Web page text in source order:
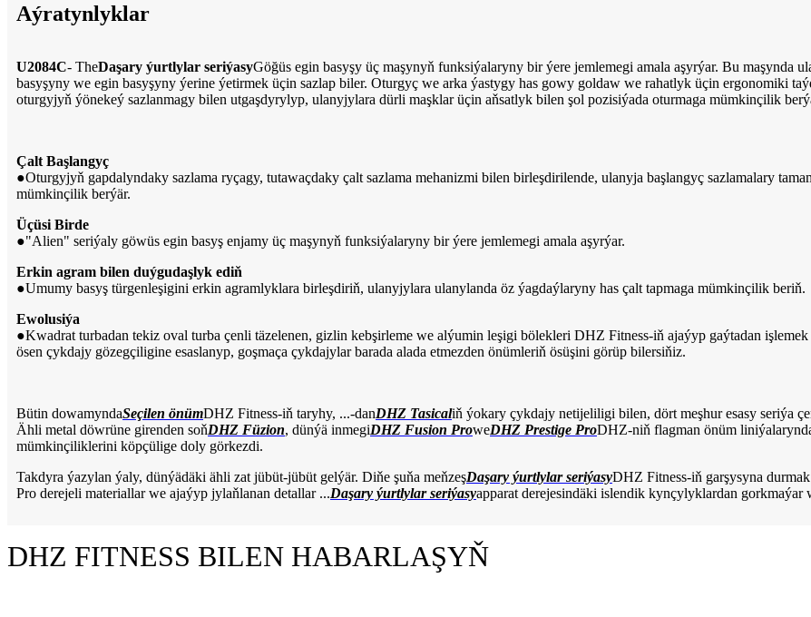
Aýratynlyklar
U2084C- TheDaşary ýurtlylar seriýasyGöğüs egin basyşy üç maşynyň funksiýalaryny bir ýere jemlemegi amala aşyrýar. Bu maşynda
basyşyny we egin basyşyny ýerine ýetirmek üçin sazlap biler. Oturgyç we arka ýastygy has gowy goldaw we rahatlyk üçin ergonomiki
oturgyjyň ýönekeý sazlanmagy bilen utgaşdyrylyp, ulanyjylara dürli maşklar üçin aňsatlyk bilen şol pozisiýada oturmaga mümkinçilik
Çalt Başlangyç
●Oturgyjyň gapdalyndaky sazlama ryçagy, tutawaçdaky çalt sazlama mehanizmi bilen birleşdirilende, ulanyja başlangyç sazlamalary
mümkinçilik berýär.
Üçüsi Birde
●"Alien" seriýaly göwüs egin basyş enjamy üç maşynyň funksiýalaryny bir ýere jemlemegi amala aşyrýar.
Erkin agram bilen duýgudaşlyk ediň
●Umumy basyş türgenleşigini erkin agramlyklara birleşdiriň, ulanyjylara ulanylanda öz ýagdaýlaryny has çalt tapmaga mümkinçilik beriň.
Ewolusiýa
●Kwadrat turbadan tekiz oval turba çenli täzelenen, gizlin kebşirleme we alýumin leşigi bölekleri DHZ Fitness-iň ajaýyp gaýtadan
ösen çykdajy gözegçiligine esaslanyp, goşmaça çykdajylar barada alada etmezden önümleriň ösüşini görüp bilersiňiz.
Bütin dowamyndaSeçilen önümDHZ Fitness-iň taryhy, ...-danDHZ Tasicaliň ýokary çykdajy netijeliligi bilen, dört meşhur esasy seriýa
Ähli metal döwrüne girenden soňDHZ Füzion, dünýä inmegiDHZ Fusion ProweDHZ Prestige ProDHZ-niň flagman önüm
mümkinçiliklerini köpçülige doly görkezdi.
Takdyra ýazylan ýaly, dünýädäki ähli zat jübüt-jübüt gelýär. Diňe şuňa meňzeşDaşary ýurtlylar seriýasyDHZ Fitness-iň garşysyna
Pro derejeli materiallar we ajaýyp jylaňlanan detallar ...Daşary ýurtlylar seriýasyapparat derejesindäki islendik kynçylyklardan
DHZ FITNESS BILEN HABARLAŞYŇ